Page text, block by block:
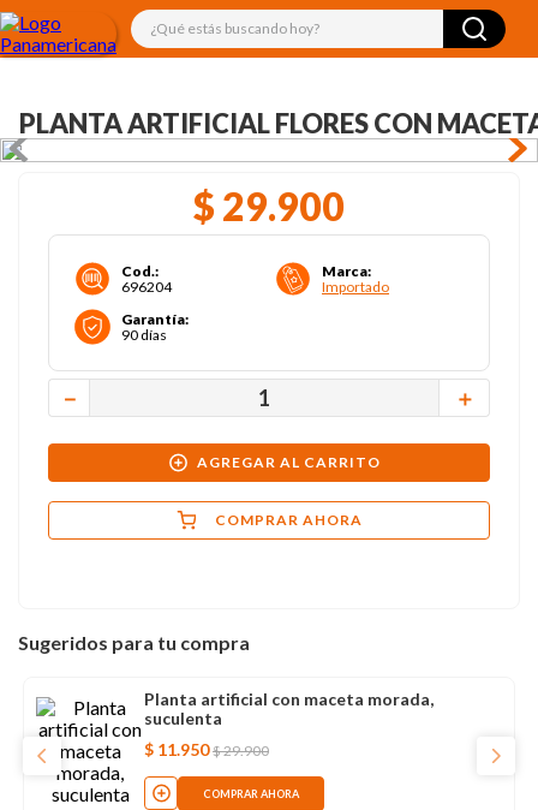
¿Qué estás buscando hoy?
PLANTA ARTIFICIAL FLORES CON
$ 29.900
Cod.:
696204
Marca:
Importado
Garantía:
90 días
＋
－
AGREGAR AL CARRITO
COMPRAR AHORA
Sugeridos para tu compra
Planta artificial con maceta morada,
suculenta
$ 11.950 $29.900
COMPRAR AHORA